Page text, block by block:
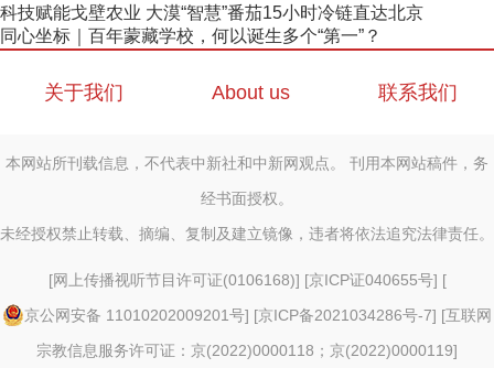
科技赋能戈壁农业 大漠“智慧”番茄15小时冷链直达北京
同心坐标｜百年蒙藏学校，何以诞生多个“第一”？
关于我们 About us 联系我们
本网站所刊载信息，不代表中新社和中新网观点。 刊用本网站稿件，务
经书面授权。
未经授权禁止转载、摘编、复制及建立镜像，违者将依法追究法律责任。
[网上传播视听节目许可证(0106168)] [京ICP证040655号] [
京公网安备 11010202009201号] [京ICP备2021034286号-7] [互联网
宗教信息服务许可证：京(2022)0000118；京(2022)0000119]